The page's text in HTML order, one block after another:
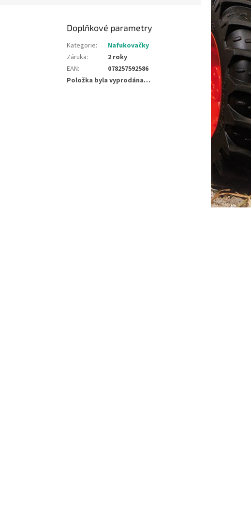
Doplňkové parametry
Kategorie:
Nafukovačky
Záruka:
2 roky
EAN:
078257592586
Položka byla vyprodána…